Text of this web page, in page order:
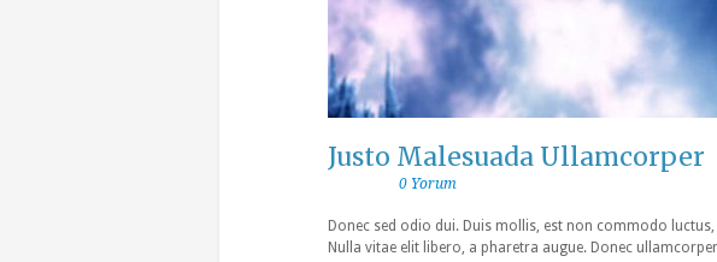
Justo Malesuada Ullamcorper
0 Yorum
Donec sed odio dui. Duis mollis, est non commodo
Nulla vitae elit libero, a pharetra augue. Donec